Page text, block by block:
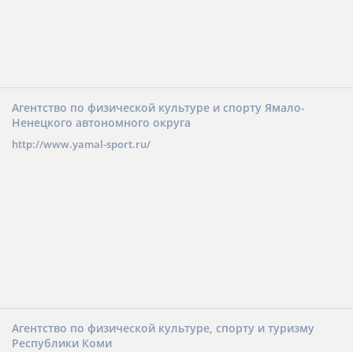
Агентство по физической культуре и спорту Ямало-
Ненецкого автономного округа
http://www.yamal-sport.ru/
Агентство по физической культуре, спорту и туризму
Республики Коми